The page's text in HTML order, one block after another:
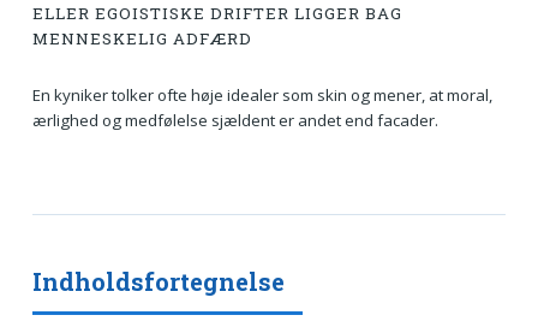
ELLER EGOISTISKE DRIFTER LIGGER BAG
MENNESKELIG ADFÆRD
En kyniker tolker ofte høje idealer som skin og mener, at moral,
ærlighed og medfølelse sjældent er andet end facader.
Indholdsfortegnelse